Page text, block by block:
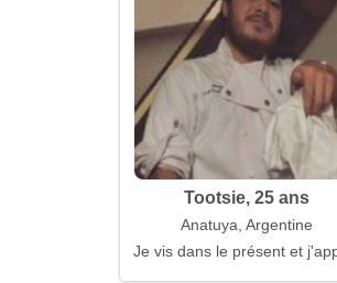
Tootsie, 25 ans
Anatuya, Argentine
Je vis dans le présent et